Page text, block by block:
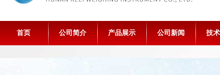
首页 公司简介 产品展示 公司新闻 技